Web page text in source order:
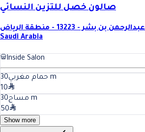
صالون خصل للتزين النسائي
الشيخ عبدالعزيز بن عبدالرحمن بن بشر - 13223 - منطقة الرياض -
Saudi Arabia
Inside Salon
حمام مغربي30
m
10
مساج30
m
50
Show more